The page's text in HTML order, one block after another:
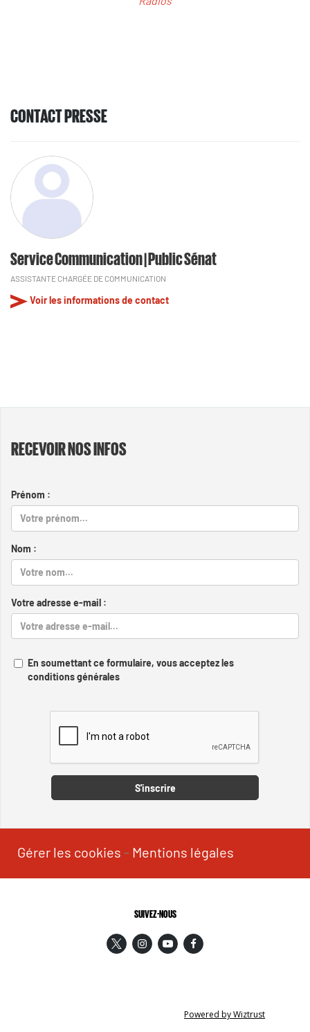
CONTACT PRESSE
Service Communication | Public Sénat
ASSISTANTE CHARGÉE DE COMMUNICATION
Voir les informations de contact
RECEVOIR NOS INFOS
Prénom :
Nom :
Votre adresse e-mail :
En soumettant ce formulaire, vous acceptez les
conditions générales
S'inscrire
Gérer les cookies - Mentions légales
SUIVEZ-NOUS
Powered by Wiztrust